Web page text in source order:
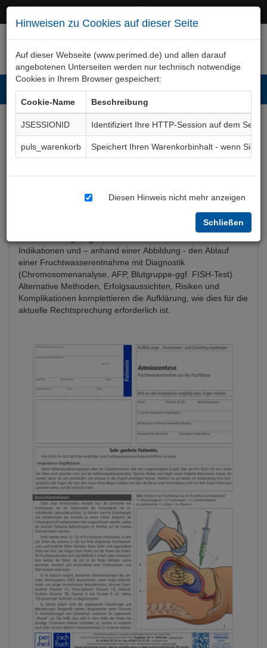
Hinweisen zu Cookies auf dieser Seite
Auf dieser Webseite (www.perimed.de) und allen darauf
angebotenen Unterseiten werden nur technisch notwendige
Cookies in Ihrem Browser gespeichert:
Cookie-Name
Beschreibung
JSESSIONID
Identifiziert Ihre HTTP-Session auf dem Server
puls_warenkorb
Speichert Ihren Warenkorbinhalt - wenn Sie
Diesen Hinweis nicht mehr anzeigen
Schließen
Amniozentese
Indikationen und – anhand einer Abbildung - den Ablauf
einer Fruchtwasserentnahme mit Diagnostik
(Chromosomenanalyse, AFP, Blutgruppe-ggf. FISH-Test).
Alternative Methoden, Erfolgsaussichten, Risiken und
Komplikationen komplettieren die Aufklärung, wie dies für die
aktuelle Rechtsprechung erforderlich ist.